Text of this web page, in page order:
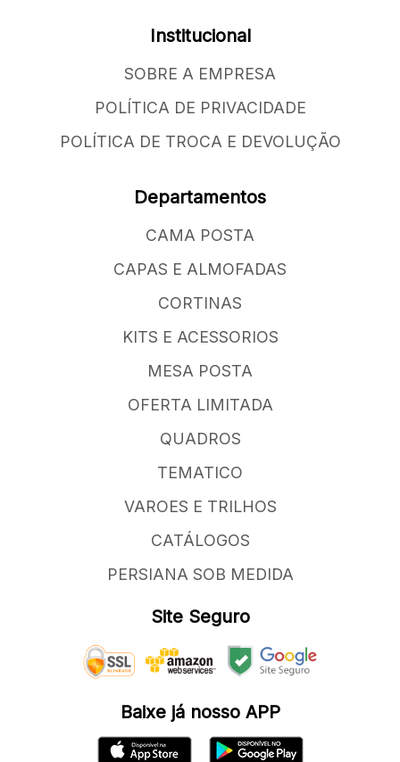
Institucional
SOBRE A EMPRESA
POLÍTICA DE PRIVACIDADE
POLÍTICA DE TROCA E DEVOLUÇÃO
Departamentos
CAMA POSTA
CAPAS E ALMOFADAS
CORTINAS
KITS E ACESSORIOS
MESA POSTA
OFERTA LIMITADA
QUADROS
TEMATICO
VAROES E TRILHOS
CATÁLOGOS
PERSIANA SOB MEDIDA
Site Seguro
Baixe já nosso APP